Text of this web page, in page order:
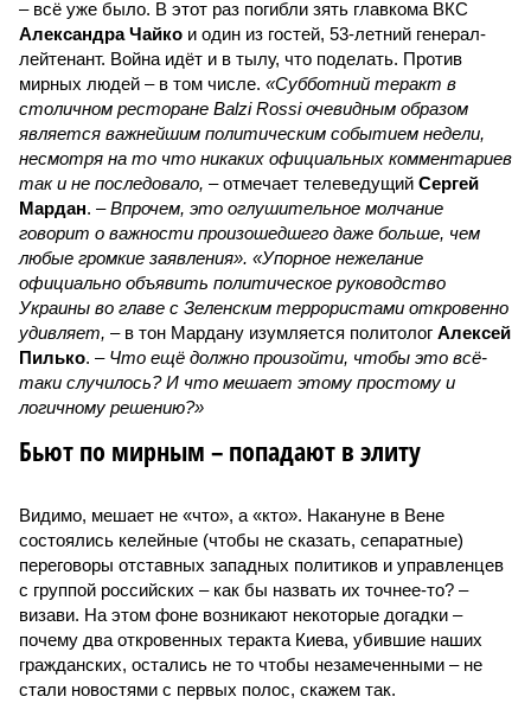
– всё уже было. В этот раз погибли зять главкома ВКС
Александра Чайко и один из гостей, 53-летний генерал-
лейтенант. Война идёт и в тылу, что поделать. Против
мирных людей – в том числе. «Субботний теракт в
столичном ресторане Balzi Rossi очевидным образом
является важнейшим политическим событием недели,
несмотря на то что никаких официальных комментариев
так и не последовало, – отмечает телеведущий Сергей
Мардан. –Впрочем, это оглушительное молчание
говорит о важности произошедшего даже больше, чем
любые громкие заявления». «Упорное нежелание
официально объявить политическое руководство
Украины во главе с Зеленским террористами откровенно
удивляет, – в тон Мардану изумляется политолог Алексей
Пилько. – Что ещё должно произойти, чтобы это всё-
таки случилось? И что мешает этому простому и
логичному решению?»
Бьют по мирным – попадают в элиту
Видимо, мешает не «что», а «кто». Накануне в Вене
состоялись келейные (чтобы не сказать, сепаратные)
переговоры отставных западных политиков и управленцев
с группой российских – как бы назвать их точнее-то? –
визави. На этом фоне возникают некоторые догадки –
почему два откровенных теракта Киева, убившие наших
гражданских, остались не то чтобы незамеченными – не
стали новостями с первых полос, скажем так.